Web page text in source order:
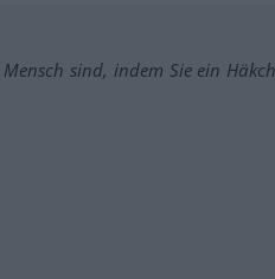
sind, indem Sie ein